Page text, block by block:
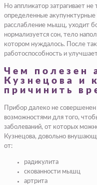
Но аппликатор затрагивает
определенные акупунктурные
расслабление мышц, уходит
нормализуется сон, тело
котором нуждалось. После
работоспособность и
Чем полезен
Кузнецова и
причинить
Прибор далеко не
возможностями для того,
заболеваний, от которых
Кузнецова, довольно
от:
радикулита
скованности мышц
артрита